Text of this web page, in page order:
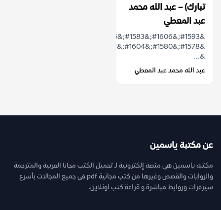
تبارك) – عبد الله محمد
عبد المعطي
&...
عبد الله محمد عبد المعطي
عن مكتبة ياسمين
مكتبة ياسمين هي منصة إلكترونية لـ تحميل الكتب مجانا العربية والمترجمة
والروايات والقصص وغيرها من كتب مجانية pdf فى جميع المجالات بأسرع
سيرفرات وروابط مباشرة و قراءة كتب اونلاين.